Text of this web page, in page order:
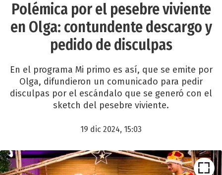
Polémica por el pesebre viviente
en Olga: contundente descargo y
pedido de disculpas
En el programa Mi primo es así, que se emite por
Olga, difundieron un comunicado para pedir
disculpas por el escándalo que se generó con el
sketch del pesebre viviente.
19 dic 2024, 15:03